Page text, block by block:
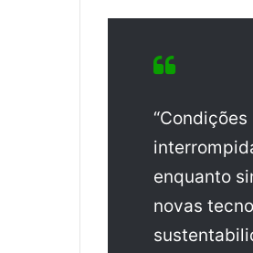
enquanto
novas